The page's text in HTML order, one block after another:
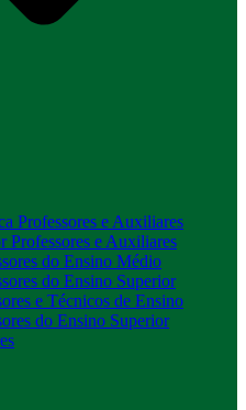
Professores e Auxiliares
Professores e Auxiliares
do Ensino Médio
do Ensino Superior
e Técnicos de Ensino
do Ensino Superior